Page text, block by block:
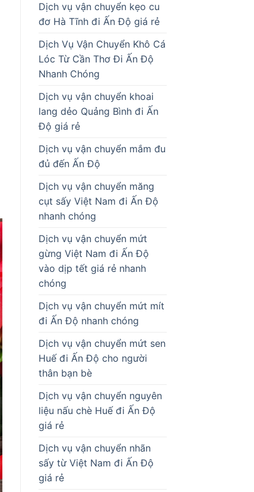
Dịch vụ vận chuyển kẹo cu
đơ Hà Tĩnh đi Ấn Độ giá rẻ
Dịch Vụ Vận Chuyển Khô Cá
Lóc Từ Cần Thơ Đi Ấn Độ
Nhanh Chóng
Dịch vụ vận chuyển khoai
lang dẻo Quảng Bình đi Ấn
Độ giá rẻ
Dịch vụ vận chuyển mắm đu
đủ đến Ấn Độ
Dịch vụ vận chuyển măng
cụt sấy Việt Nam đi Ấn Độ
nhanh chóng
Dịch vụ vận chuyển mứt
gừng Việt Nam đi Ấn Độ
vào dịp tết giá rẻ nhanh
chóng
Dịch vụ vận chuyển mứt mít
đi Ấn Độ nhanh chóng
Dịch vụ vận chuyển mứt sen
Huế đi Ấn Độ cho người
thân bạn bè
Dịch vụ vận chuyển nguyên
liệu nấu chè Huế đi Ấn Độ
giá rẻ
Dịch vụ vận chuyển nhãn
sấy từ Việt Nam đi Ấn Độ
giá rẻ